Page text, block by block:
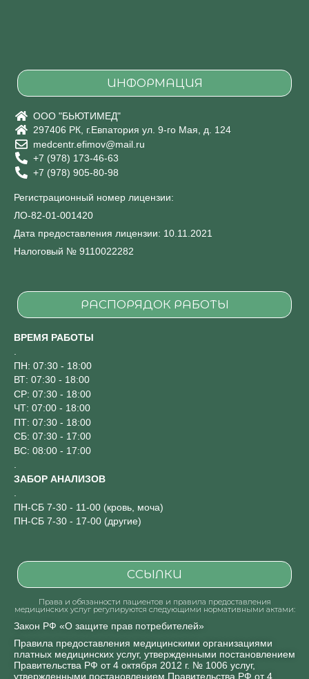
ИНФОРМАЦИЯ
ООО "БЬЮТИМЕД"
297406 РК, г.Евпатория ул. 9-го Мая, д. 124
medcentr.efimov@mail.ru
+7 (978) 173-46-63
+7 (978) 905-80-98
Регистрационный номер лицензии:
ЛО-82-01-001420
Дата предоставления лицензии: 10.11.2021
Налоговый № 9110022282
РАСПОРЯДОК РАБОТЫ
ВРЕМЯ РАБОТЫ
.
ПН: 07:30 - 18:00
ВТ: 07:30 - 18:00
СР: 07:30 - 18:00
ЧТ: 07:00 - 18:00
ПТ: 07:30 - 18:00
СБ: 07:30 - 17:00
ВС: 08:00 - 17:00
.
ЗАБОР АНАЛИЗОВ
.
ПН-СБ 7-30 - 11-00 (кровь, моча)
ПН-СБ 7-30 - 17-00 (другие)
ССЫЛКИ
Права и обязанности пациентов и правила предоставления
медицинских услуг регулируются следующими нормативными актами:
Закон РФ «О защите прав потребителей»
Правила предоставления медицинскими организациями
платных медицинских услуг, утвержденными постановлением
Правительства РФ от 4 октября 2012 г. № 1006 услуг,
утвержденными постановлением Правительства РФ от 4